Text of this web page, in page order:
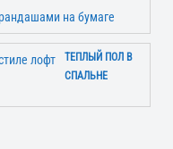
ТЕПЛЫЙ ПОЛ В
СПАЛЬНЕ